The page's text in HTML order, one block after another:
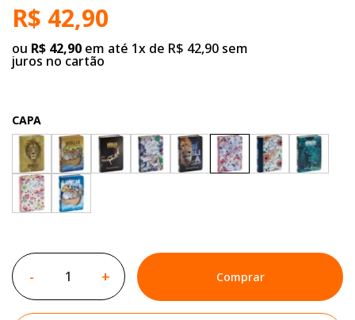
R$ 42,90
ou R$ 42,90 em até 1x de R$ 42,90 sem
juros no cartão
CAPA
- + Comprar